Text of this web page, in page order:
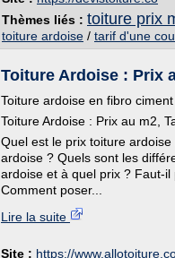
Thèmes liés : toiture prix
toiture ardoise / tarif d'une
Toiture Ardoise : Prix
Toiture ardoise en fibro ciment
Toiture Ardoise : Prix au m2,
Quel est le prix toiture
ardoise ? Quels sont les
ardoise et à quel prix ? Faut-
Comment poser...
Lire la suite
Site : https://